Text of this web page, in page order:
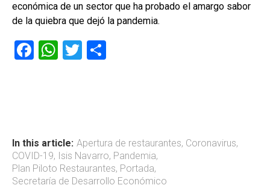
económica de un sector que ha probado el amargo sabor
de la quiebra que dejó la pandemia.
F
ok
W
p
p
T
tir
In this article: Apertura de restaurantes, Coronavirus,
COVID-19, Isis Navarro, Pandemia,
Plan Piloto Restaurantes, Portada,
Secretaría de Desarrollo Económico